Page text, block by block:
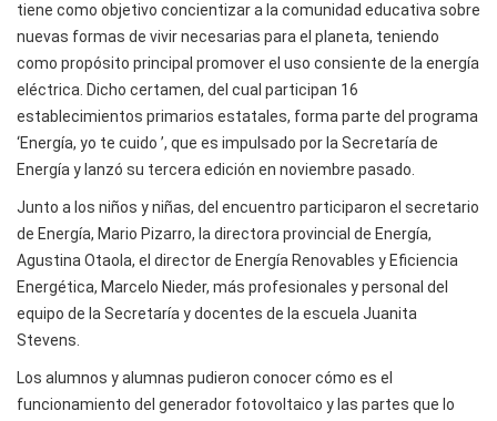
tiene como objetivo concientizar a la comunidad educativa sobre
nuevas formas de vivir necesarias para el planeta, teniendo
como propósito principal promover el uso consiente de la energía
eléctrica. Dicho certamen, del cual participan 16
establecimientos primarios estatales, forma parte del programa
‘Energía, yo te cuido ’, que es impulsado por la Secretaría de
Energía y lanzó su tercera edición en noviembre pasado.
Junto a los niños y niñas, del encuentro participaron el secretario
de Energía, Mario Pizarro, la directora provincial de Energía,
Agustina Otaola, el director de Energía Renovables y Eficiencia
Energética, Marcelo Nieder, más profesionales y personal del
equipo de la Secretaría y docentes de la escuela Juanita
Stevens.
Los alumnos y alumnas pudieron conocer cómo es el
funcionamiento del generador fotovoltaico y las partes que lo